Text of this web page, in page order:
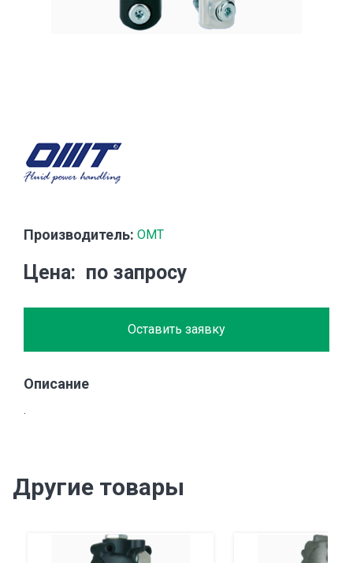
Производитель: OMT
Цена по запросу
Оставить заявку
Описание
.
Другие товары